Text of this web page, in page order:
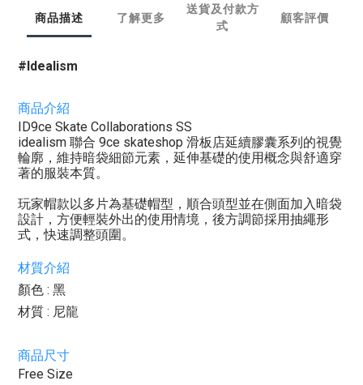
商品描述 了解更多
送貨及付款方
式
顧客評價
#Idealism
商品介紹
ID9ce Skate Collaborations SS
idealism 聯合 9ce skateshop 滑板店延續膠囊系列的視覺
輪廓，維持暗袋細節元素，延伸基礎的使用概念與舒適穿
著的服裝本質。
玩家帽款以多片為基礎帽型，順合頭型並在側面加入暗袋
設計，方便輕裝外出的使用情境，後方調節採用抽繩形
式，快速調整頭圍。
材質介紹
顏色 : 黑
材質 : 尼龍
商品尺寸
Free Size